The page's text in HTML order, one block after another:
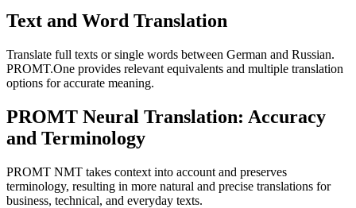
Text and Word Translation
Translate full texts or single words between German and Russian.
PROMT.One provides relevant equivalents and multiple translation
options for accurate meaning.
PROMT Neural Translation: Accuracy
and Terminology
PROMT NMT takes context into account and preserves
terminology, resulting in more natural and precise translations for
business, technical, and everyday texts.